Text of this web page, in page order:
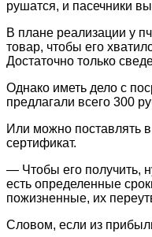
рушатся, и пасечники
В плане реализации у
товар, чтобы его
Достаточно только
Однако иметь дело с
предлагали всего 300
Или можно поставлять
сертификат.
— Чтобы его получить,
есть определенные
пожизненные, их
Словом, если из